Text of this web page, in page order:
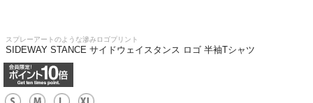
スプレーアートのような滲みロゴプリント
SIDEWAY STANCE サイドウェイスタンス ロゴ 半袖Tシャツ